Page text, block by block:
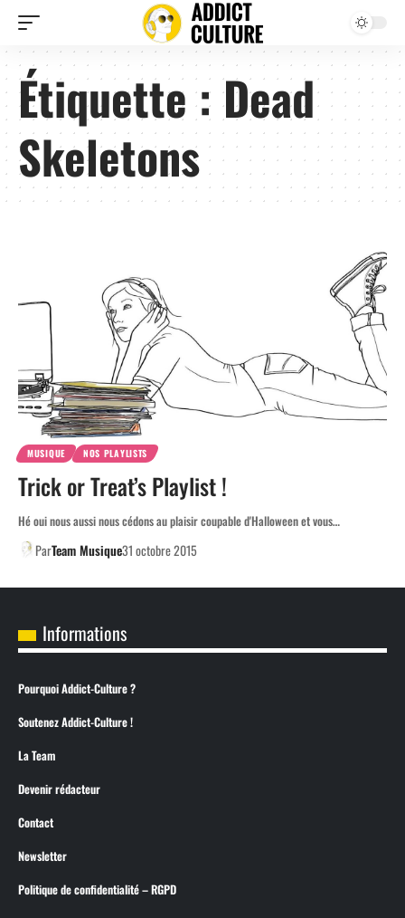
Étiquette :Dead
Skeletons
MUSIQUE NOS PLAYLISTS
Trick or Treat’s Playlist !
Hé oui nous aussi nous cédons au plaisir coupable d'Halloween et vous…
ParTeam Musique31 octobre 2015
Informations
Pourquoi Addict-Culture ?
Soutenez Addict-Culture !
La Team
Devenir rédacteur
Contact
Newsletter
Politique de confidentialité – RGPD